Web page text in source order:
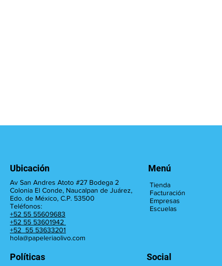
Av San Andres Atoto #27 Bodega 2
Colonia El Conde, Naucalpan de Juárez,
Edo. de México, C.P. 53500
Teléfonos:
+52 55 55609683
+52 55 53601942
+52 55 53633201
hola@papeleriaolivo.com
Ubicación
Políticas Social
Tienda
Facturación
Empresas
Escuelas
Menú